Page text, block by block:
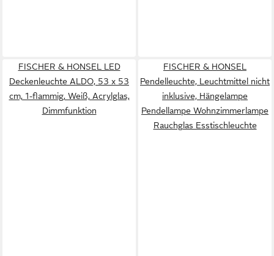
FISCHER & HONSEL LED
Deckenleuchte ALDO, 53 x 53
cm, 1-flammig, Weiß, Acrylglas,
Dimmfunktion
FISCHER & HONSEL
Pendelleuchte, Leuchtmittel nicht
inklusive, Hängelampe
Pendellampe Wohnzimmerlampe
Rauchglas Esstischleuchte